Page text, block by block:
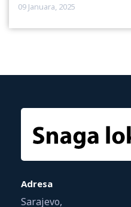
09 Januara, 2025
Adresa
Sarajevo,